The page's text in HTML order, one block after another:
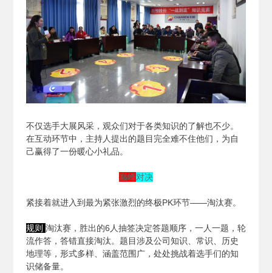
不仅选手大展风采，观众们对于各类知识的了解也不少。
在互动环节中，主持人提出的题目完全难不住他们，为自
己赢得了一份暖心小礼品。
巅峰对决
紧接着就进入到最为紧张激烈的终极PK环节——淘汰赛。
规则 淘汰赛，胜出的6人抽签决定答题顺序，一人一题，轮
流作答，答错直接淘汰。题目涉及公司知识、常识、历史
地理等，形式多样、涵盖范围广，处处挑战着选手们的知
识储备量。